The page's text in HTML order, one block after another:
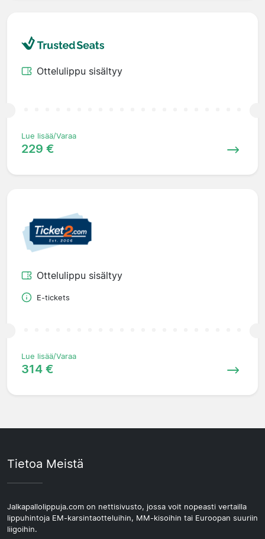
Ottelulippu sisältyy
Lue lisää/Varaa
229 €
Ottelulippu sisältyy
E-tickets
Lue lisää/Varaa
314 €
Tietoa Meistä
Jalkapallolippuja.com on nettisivusto, jossa voit nopeasti vertailla
lippuhintoja EM-karsintaotteluihin, MM-kisoihin tai Euroopan suuriin
liigoihin.